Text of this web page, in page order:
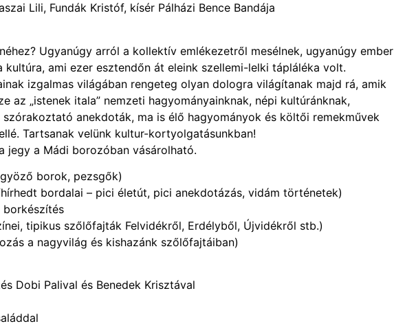
Lili, Fundák Kristóf, kísér Pálházi Bence Bandája
Ugyanúgy arról a kollektív emlékezetről mesélnek, ugyanúgy ember
ami ezer esztendőn át eleink szellemi-lelki tápláléka volt.
izgalmas világában rengeteg olyan dologra világítanak majd rá, amik
az „istenek itala” nemzeti hagyományainknak, népi kultúránknak,
anekdoták, ma is élő hagyományok és költői remekművek
Tartsanak velünk kultur-kortyolgatásunkban!
a Mádi borozóban vásárolható.
borok, pezsgők)
bordalai – pici életút, pici anekdotázás, vidám történetek)
borkészítés
tipikus szőlőfajták Felvidékről, Erdélyből, Újvidékről stb.)
a nagyvilág és kishazánk szőlőfajtáiban)
Dobi Palival és Benedek Krisztával